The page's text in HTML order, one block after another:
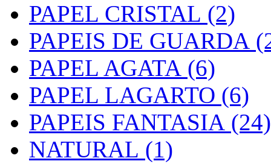
PAPEL CRISTAL (2)
PAPEIS DE GUARDA
PAPEL AGATA (6)
PAPEL LAGARTO (6)
PAPEIS FANTASIA (24)
NATURAL (1)